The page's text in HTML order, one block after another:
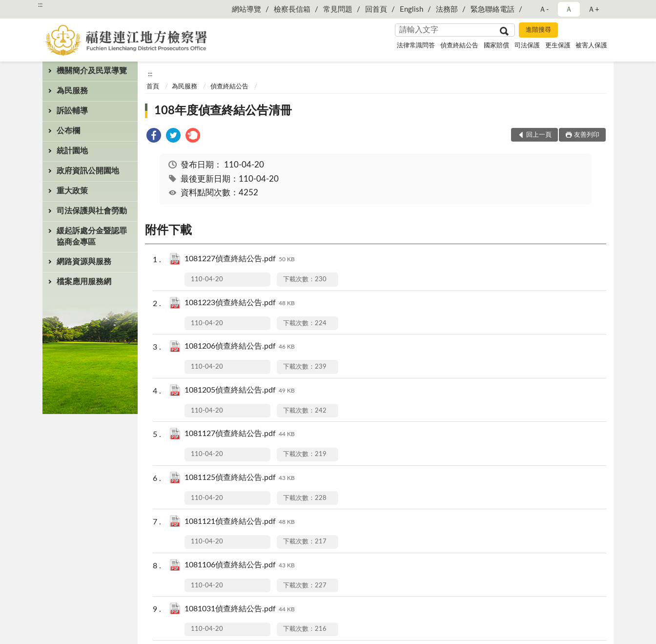
:::
網站導覽 檢察長信箱 常見問題 回首頁 English 法務部 緊急聯絡電話 Ａ- Ａ Ａ+
法律常識問答 偵查終結公告 國家賠償 司法保護 更生保護 被害人保護
機關簡介及民眾導覽
為民服務
訴訟輔導
公布欄
統計園地
政府資訊公開園地
重大政策
司法保護與社會勞動
緩起訴處分金暨認罪
協商金專區
網路資源與服務
檔案應用服務網
:::
首頁 為民服務 偵查終結公告
108年度偵查終結公告清冊
回上一頁 友善列印
發布日期： 110-04-20
最後更新日期：110-04-20
資料點閱次數：4252
附件下載
1081227偵查終結公告.pdf 50 KB
110-04-20 下載次數：230
1081223偵查終結公告.pdf 48 KB
110-04-20 下載次數：224
1081206偵查終結公告.pdf 46 KB
110-04-20 下載次數：239
1081205偵查終結公告.pdf 49 KB
110-04-20 下載次數：242
1081127偵查終結公告.pdf 44 KB
110-04-20 下載次數：219
1081125偵查終結公告.pdf 43 KB
110-04-20 下載次數：228
1081121偵查終結公告.pdf 48 KB
110-04-20 下載次數：217
1081106偵查終結公告.pdf 43 KB
110-04-20 下載次數：227
1081031偵查終結公告.pdf 44 KB
110-04-20 下載次數：216